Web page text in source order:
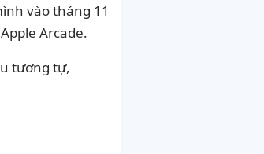
vào tháng 11
Arcade.
tương tự,